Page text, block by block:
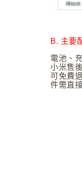
B. 主要
電池、
小米售
可免費
件需直